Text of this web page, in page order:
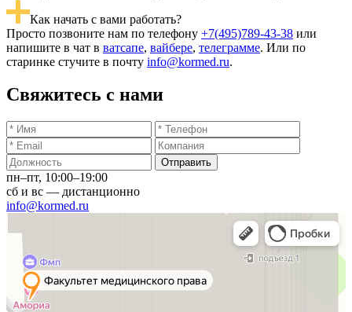
Как начать с вами работать?
Просто позвоните нам по телефону +7(495)789-43-38 или
напишите в чат в ватсапе, вайбере, телеграмме. Или по
старинке стучите в почту info@kormed.ru.
Свяжитесь с нами
Отправить
пн–пт, 10:00–19:00
сб и вс — дистанционно
info@kormed.ru